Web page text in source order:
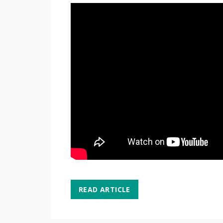
READ ARTICLE